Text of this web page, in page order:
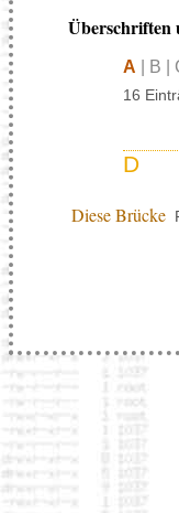
Überschriften
A | B |
16
D
Diese Brücke